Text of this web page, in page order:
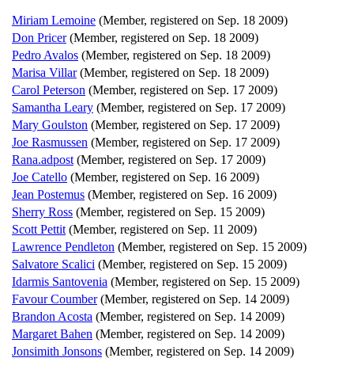
Miriam Lemoine (Member, registered on Sep. 18 2009)
Don Pricer (Member, registered on Sep. 18 2009)
Pedro Avalos (Member, registered on Sep. 18 2009)
Marisa Villar (Member, registered on Sep. 18 2009)
Carol Peterson (Member, registered on Sep. 17 2009)
Samantha Leary (Member, registered on Sep. 17 2009)
Mary Goulston (Member, registered on Sep. 17 2009)
Joe Rasmussen (Member, registered on Sep. 17 2009)
Rana.adpost (Member, registered on Sep. 17 2009)
Joe Catello (Member, registered on Sep. 16 2009)
Jean Postemus (Member, registered on Sep. 16 2009)
Sherry Ross (Member, registered on Sep. 15 2009)
Scott Pettit (Member, registered on Sep. 11 2009)
Lawrence Pendleton (Member, registered on Sep. 15 2009)
Salvatore Scalici (Member, registered on Sep. 15 2009)
Idarmis Santovenia (Member, registered on Sep. 15 2009)
Favour Coumber (Member, registered on Sep. 14 2009)
Brandon Acosta (Member, registered on Sep. 14 2009)
Margaret Bahen (Member, registered on Sep. 14 2009)
Jonsimith Jonsons (Member, registered on Sep. 14 2009)